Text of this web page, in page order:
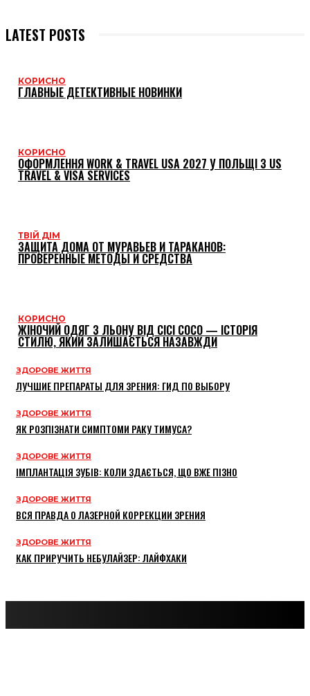
LATEST POSTS
КОРИСНО
ГЛАВНЫЕ ДЕТЕКТИВНЫЕ НОВИНКИ
КОРИСНО
ОФОРМЛЕННЯ WORK & TRAVEL USA 2027 У ПОЛЬЩІ З US
TRAVEL & VISA SERVICES
ТВІЙ ДІМ
ЗАЩИТА ДОМА ОТ МУРАВЬЕВ И ТАРАКАНОВ:
ПРОВЕРЕННЫЕ МЕТОДЫ И СРЕДСТВА
КОРИСНО
ЖІНОЧИЙ ОДЯГ З ЛЬОНУ ВІД CICI COCO — ІСТОРІЯ
СТИЛЮ, ЯКИЙ ЗАЛИШАЄТЬСЯ НАЗАВЖДИ
ЗДОРОВЕ ЖИТТЯ
ЛУЧШИЕ ПРЕПАРАТЫ ДЛЯ ЗРЕНИЯ: ГИД ПО ВЫБОРУ
ЗДОРОВЕ ЖИТТЯ
ЯК РОЗПІЗНАТИ СИМПТОМИ РАКУ ТИМУСА?
ЗДОРОВЕ ЖИТТЯ
ІМПЛАНТАЦІЯ ЗУБІВ: КОЛИ ЗДАЄТЬСЯ, ЩО ВЖЕ ПІЗНО
ЗДОРОВЕ ЖИТТЯ
ВСЯ ПРАВДА О ЛАЗЕРНОЙ КОРРЕКЦИИ ЗРЕНИЯ
ЗДОРОВЕ ЖИТТЯ
КАК ПРИРУЧИТЬ НЕБУЛАЙЗЕР: ЛАЙФХАКИ